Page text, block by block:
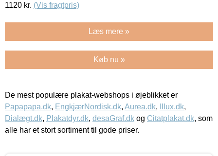
1120 kr. (Vis fragtpris)
Læs mere »
Køb nu »
De mest populære plakat-webshops i øjeblikket er
Papapapa.dk, EngkjærNordisk.dk, Aurea.dk, Illux.dk,
Dialægt.dk, Plakatdyr.dk, desaGraf.dk og Citatplakat.dk, som
alle har et stort sortiment til gode priser.